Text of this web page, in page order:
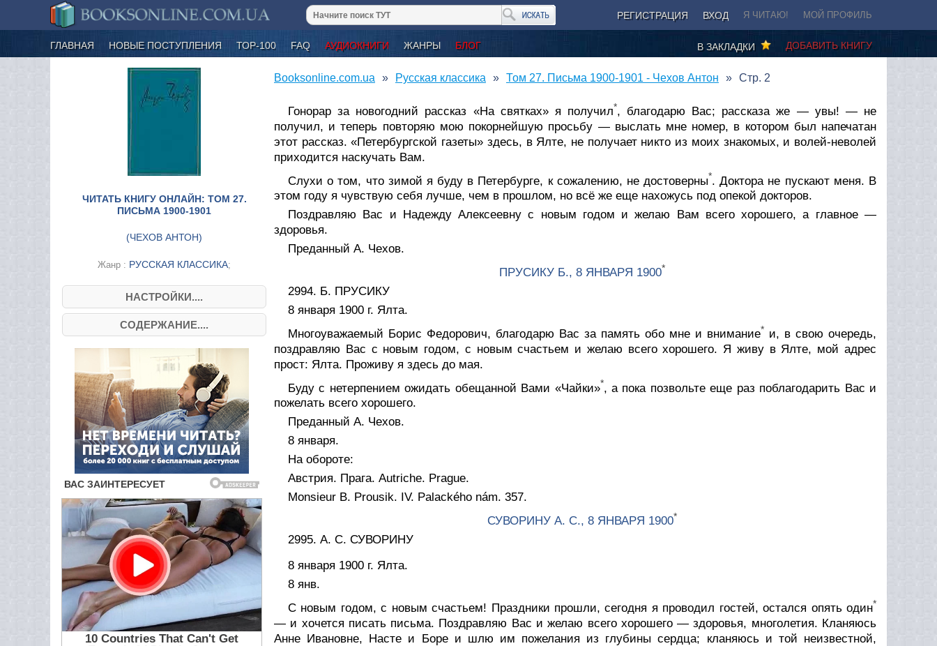
РЕГИСТРАЦИЯ ВХОД Я ЧИТАЮ! МОЙ ПРОФИЛЬ
ГЛАВНАЯ НОВЫЕ ПОСТУПЛЕНИЯ ТОР-100 FAQ АУДИОКНИГИ ЖАНРЫ БЛОГ ДОБАВИТЬ КНИГУ
В ЗАКЛАДКИ
ЧИТАТЬ КНИГУ ОНЛАЙН: ТОМ 27.
ПИСЬМА 1900-1901
(ЧЕХОВ АНТОН)
Жанр : РУССКАЯ КЛАССИКА;
НАСТРОЙКИ....
СОДЕРЖАНИЕ....
Booksonline.com.ua Русская классика Том 27. Письма 1900-1901 - Чехов Антон Стр. 2
Гонорар за новогодний рассказ «На святках» я получил*, благодарю Вас; рассказа же — увы! — не
получил, и теперь повторяю мою покорнейшую просьбу — выслать мне номер, в котором был напечатан
этот рассказ. «Петербургской газеты» здесь, в Ялте, не получает никто из моих знакомых, и волей-неволей
приходится наскучать Вам.
Слухи о том, что зимой я буду в Петербурге, к сожалению, не достоверны*. Доктора не пускают меня. В
этом году я чувствую себя лучше, чем в прошлом, но всё же еще нахожусь под опекой докторов.
Поздравляю Вас и Надежду Алексеевну с новым годом и желаю Вам всего хорошего, а главное —
здоровья.
Преданный А. Чехов.
ПРУСИКУ Б., 8 ЯНВАРЯ 1900*
2994. Б. ПРУСИКУ
8 января 1900 г. Ялта.
Многоуважаемый Борис Федорович, благодарю Вас за память обо мне и внимание* и, в свою очередь,
поздравляю Вас с новым годом, с новым счастьем и желаю всего хорошего. Я живу в Ялте, мой адрес
прост: Ялта. Проживу я здесь до мая.
Буду с нетерпением ожидать обещанной Вами «Чайки»*, а пока позвольте еще раз поблагодарить Вас и
пожелать всего хорошего.
Преданный А. Чехов.
8 января.
На обороте:
Австрия. Прага. Autriche. Prague.
Monsieur B. Prousik. IV. Palackého nám. 357.
СУВОРИНУ А. С., 8 ЯНВАРЯ 1900*
2995. А. С. СУВОРИНУ
8 января 1900 г. Ялта.
8 янв.
С новым годом, с новым счастьем! Праздники прошли, сегодня я проводил гостей, остался опять один*
— и хочется писать письма. Поздравляю Вас и желаю всего хорошего — здоровья, многолетия. Кланяюсь
Анне Ивановне, Насте и Боре и шлю им пожелания из глубины сердца; кланяюсь и той неизвестной,